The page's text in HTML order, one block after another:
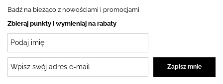
Badź na bieżąco z nowościami i promocjami
Zbieraj punkty i wymieniaj na rabaty